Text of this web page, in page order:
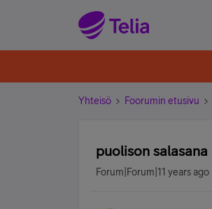
Yhteisö Foorumin etusivu
puolison salasana
Forum|Forum|11 years ago